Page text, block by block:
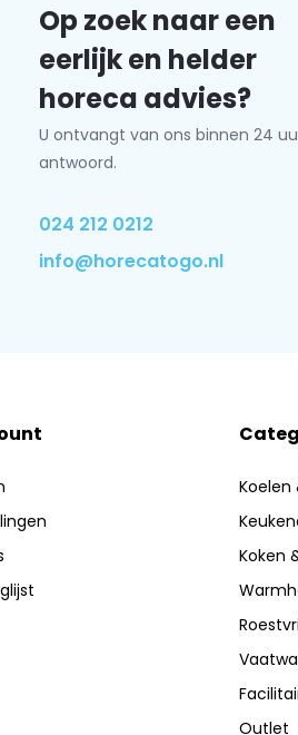
Op zoek naar een
eerlijk en helder
horeca advies?
U ontvangt van ons binnen 24
antwoord.
024 212 0212
info@horecatogo.nl
Koelen
Koken
Outlet